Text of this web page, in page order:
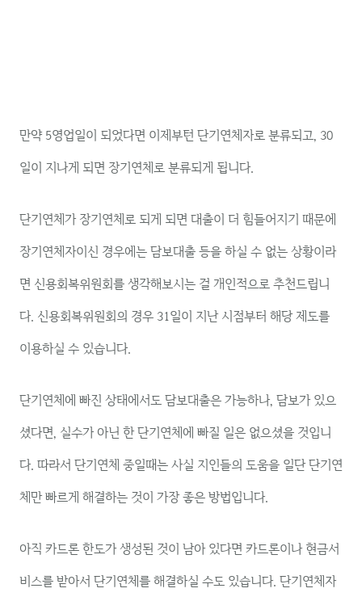
만약 5영업일이 되었다면 이제부턴 단기연체자로 분류되고, 30
일이 지나게 되면 장기연체로 분류되게 됩니다.
단기연체가 장기연체로 되게 되면 대출이 더 힘들어지기 때문에
장기연체자이신 경우에는 담보대출 등을 하실 수 없는 상황이라
면 신용회복위원회를 생각해보시는 걸 개인적으로 추천드립니
다. 신용회복위원회의 경우 31일이 지난 시점부터 해당 제도를
이용하실 수 있습니다.
단기연체에 빠진 상태에서도 담보대출은 가능하나, 담보가 있으
셨다면, 실수가 아닌 한 단기연체에 빠질 일은 없으셨을 것입니
다. 따라서 단기연체 중일때는 사실 지인들의 도움을 일단 단기연
체만 빠르게 해결하는 것이 가장 좋은 방법입니다.
아직 카드론 한도가 생성된 것이 남아 있다면 카드론이나 현금서
비스를 받아서 단기연체를 해결하실 수도 있습니다. 단기연체자